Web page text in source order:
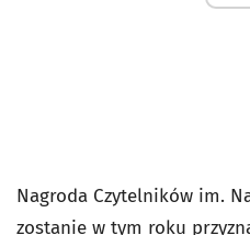
Nagroda Czytelników im.
zostanie w tym roku